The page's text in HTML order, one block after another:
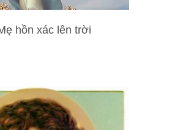
hồn xác lên trời